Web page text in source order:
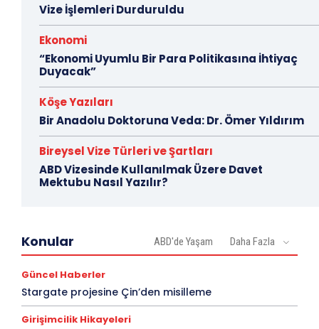
Vize İşlemleri Durduruldu
Ekonomi
“Ekonomi Uyumlu Bir Para Politikasına İhtiyaç
Duyacak”
Köşe Yazıları
Bir Anadolu Doktoruna Veda: Dr. Ömer Yıldırım
Bireysel Vize Türleri ve Şartları
ABD Vizesinde Kullanılmak Üzere Davet
Mektubu Nasıl Yazılır?
Konular ABD'de Yaşam Daha Fazla
Güncel Haberler
Stargate projesine Çin’den misilleme
Girişimcilik Hikayeleri